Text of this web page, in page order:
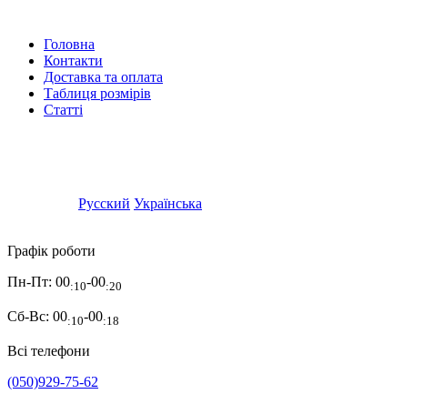
Головна
Контакти
Доставка та оплата
Таблиця розмірів
Статті
Русский Українська
Графік роботи
Пн-Пт: 00:10-00:20
Сб-Вс: 00:10-00:18
Всі телефони
(050)929-75-62